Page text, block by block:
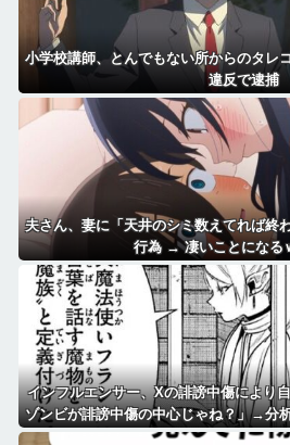
小学校講師、とんでもない所からのタレ
違反で逮捕
夫さん、妻に「天井のシミ数えてれば終
行為 → 凄いことになる
インフルエンサー、Xの誹謗中傷により
ゾンビが誹謗中傷の中心じゃね？」→分
かび上がる